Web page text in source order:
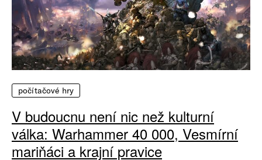
počítačové hry
V budoucnu není nic než kulturní
válka: Warhammer 40 000, Vesmírní
mariňáci a krajní pravice